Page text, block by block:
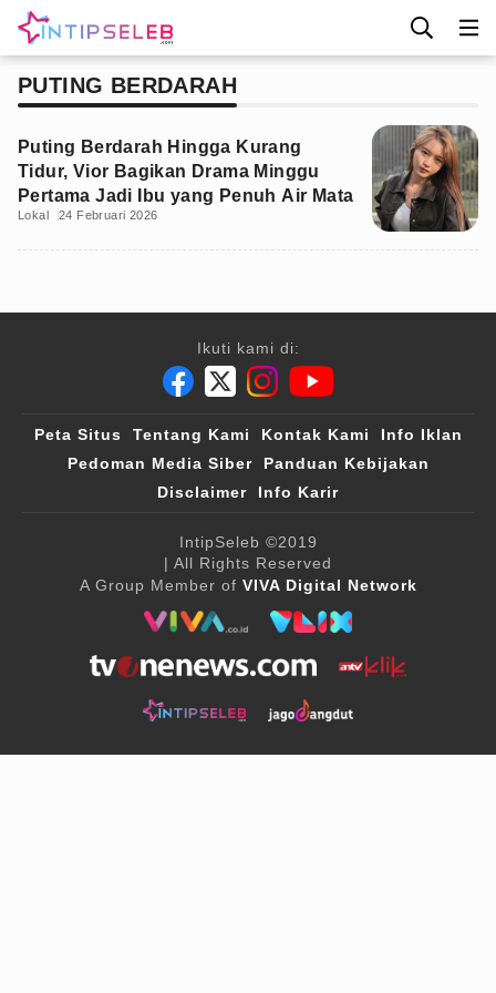
PUTING BERDARAH
Puting Berdarah Hingga Kurang
Tidur, Vior Bagikan Drama Minggu
Pertama Jadi Ibu yang Penuh Air Mata
Lokal 24 Februari 2026
Ikuti kami di:
Peta Situs Tentang Kami Kontak Kami
Info Iklan
Pedoman Media Siber
Panduan Kebijakan
Disclaimer
Info Karir
IntipSeleb ©2019
| All Rights Reserved
A Group Member of VIVA Digital Network